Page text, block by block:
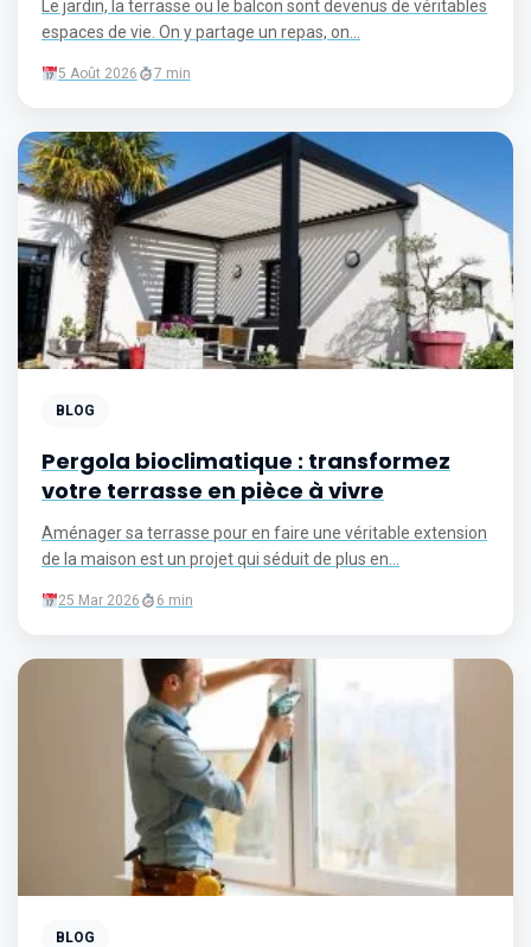
Le jardin, la terrasse ou le balcon sont devenus de véritables
espaces de vie. On y partage un repas, on...
5 Août 2026 7 min
BLOG
Pergola bioclimatique : transformez
votre terrasse en pièce à vivre
Aménager sa terrasse pour en faire une véritable extension
de la maison est un projet qui séduit de plus en...
25 Mar 2026 6 min
BLOG